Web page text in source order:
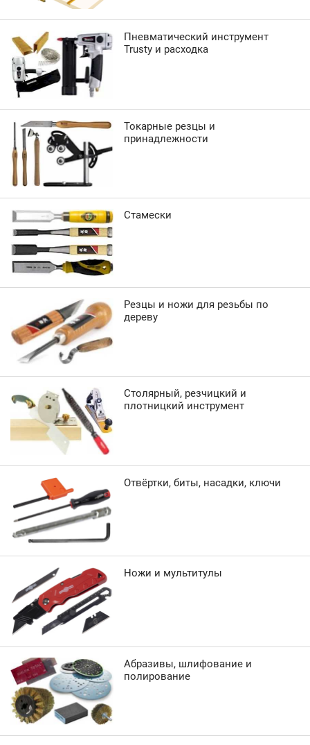
Пневматический инструмент
Trusty и расходка
Токарные резцы и
принадлежности
Стамески
Резцы и ножи для резьбы по
дереву
Столярный, резчицкий и
плотницкий инструмент
Отвёртки, биты, насадки, ключи
Ножи и мультитулы
Абразивы, шлифование и
полирование